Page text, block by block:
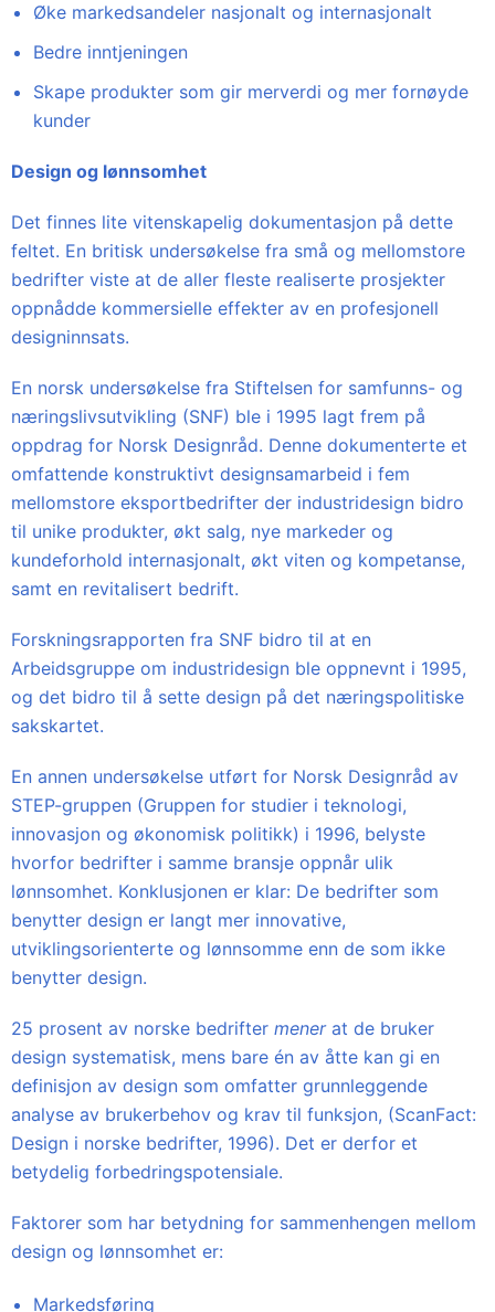
Øke markedsandeler nasjonalt og internasjonalt
Bedre inntjeningen
Skape produkter som gir merverdi og mer fornøyde
kunder
Design og lønnsomhet
Det finnes lite vitenskapelig dokumentasjon på dette
feltet. En britisk undersøkelse fra små og mellomstore
bedrifter viste at de aller fleste realiserte prosjekter
oppnådde kommersielle effekter av en profesjonell
designinnsats.
En norsk undersøkelse fra Stiftelsen for samfunns- og
næringslivsutvikling (SNF) ble i 1995 lagt frem på
oppdrag for Norsk Designråd. Denne dokumenterte et
omfattende konstruktivt designsamarbeid i fem
mellomstore eksportbedrifter der industridesign bidro
til unike produkter, økt salg, nye markeder og
kundeforhold internasjonalt, økt viten og kompetanse,
samt en revitalisert bedrift.
Forskningsrapporten fra SNF bidro til at en
Arbeidsgruppe om industridesign ble oppnevnt i 1995,
og det bidro til å sette design på det næringspolitiske
sakskartet.
En annen undersøkelse utført for Norsk Designråd av
STEP-gruppen (Gruppen for studier i teknologi,
innovasjon og økonomisk politikk) i 1996, belyste
hvorfor bedrifter i samme bransje oppnår ulik
lønnsomhet. Konklusjonen er klar: De bedrifter som
benytter design er langt mer innovative,
utviklingsorienterte og lønnsomme enn de som ikke
benytter design.
25 prosent av norske bedrifter menerat de bruker
design systematisk, mens bare én av åtte kan gi en
definisjon av design som omfatter grunnleggende
analyse av brukerbehov og krav til funksjon, (ScanFact:
Design i norske bedrifter, 1996). Det er derfor et
betydelig forbedringspotensiale.
Faktorer som har betydning for sammenhengen mellom
design og lønnsomhet er:
Markedsføring